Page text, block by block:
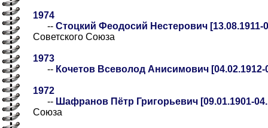
1974
-- Стоцкий Феодосий Нестерович [13.08.1911-
Советского Союза
1973
-- Кочетов Всеволод Анисимович [04.02.1912-
1972
-- Шафранов Пётр Григорьевич [09.01.1901-
Союза